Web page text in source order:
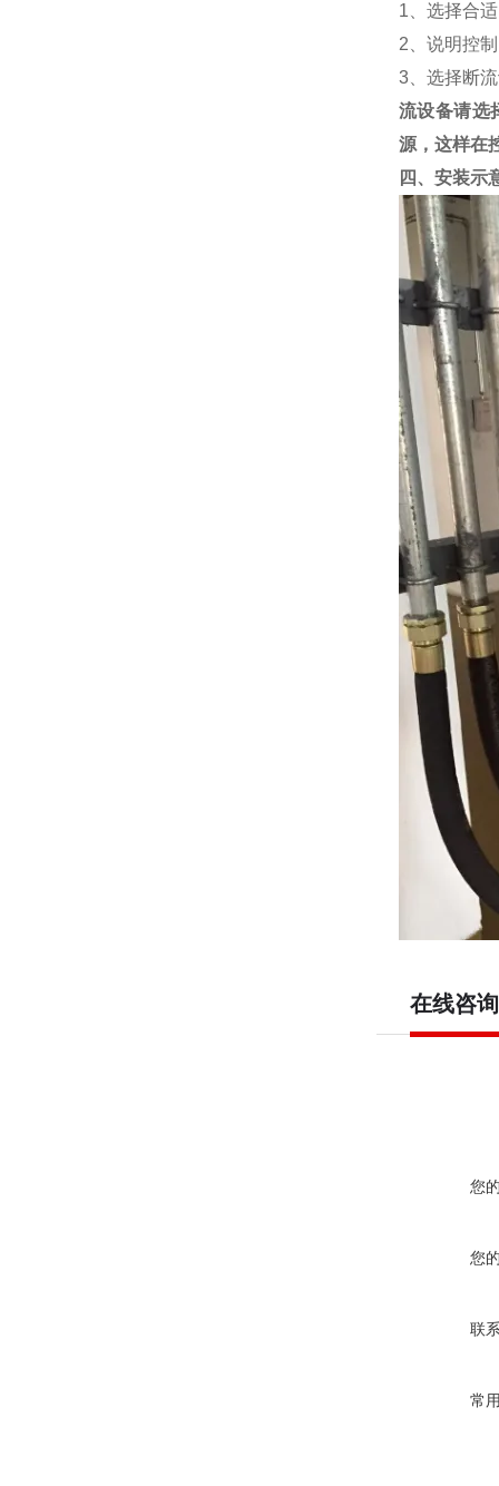
1、选择合
2、说明控
3、选择断
流设备请选
源，这样在
四、安装示
在线咨询
您
您
联
常